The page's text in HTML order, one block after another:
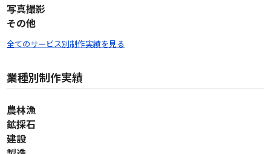
写真撮影
その他
全てのサービス別制作実績を見る
業種別制作実績
農林漁
鉱採石
建設